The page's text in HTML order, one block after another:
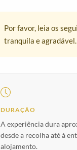
Por favor, leia os
tranquila e agradável.
DURAÇÃO
A experiência dura
desde a recolha até à
alojamento.